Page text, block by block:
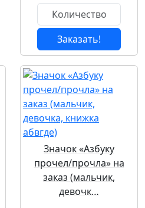
Заказать!
Значок «Азбуку
прочел/прочла» на
заказ (мальчик,
девочк…